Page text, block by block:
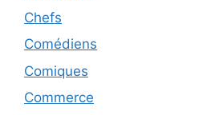
Chefs
Comédiens
Comiques
Commerce